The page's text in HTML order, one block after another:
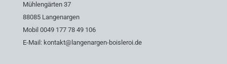
Mühlengärten 37
88085 Langenargen
Mobil 0049 177 78 49 106
E-Mail: kontakt@langenargen-boisleroi.de